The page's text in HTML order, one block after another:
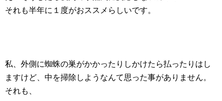
それも半年に１度がおススメらしいです。
私、外側に蜘蛛の巣がかかったりしかけたら払ったりはし
ますけど、中を掃除しようなんて思った事がありません。
それも、